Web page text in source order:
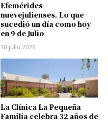
Efemérides
nuevejulienses. Lo que
sucedió un día como hoy
en 9 de Julio
30 julio 2026
La Clínica La Pequeña
Familia celebra 32 años de